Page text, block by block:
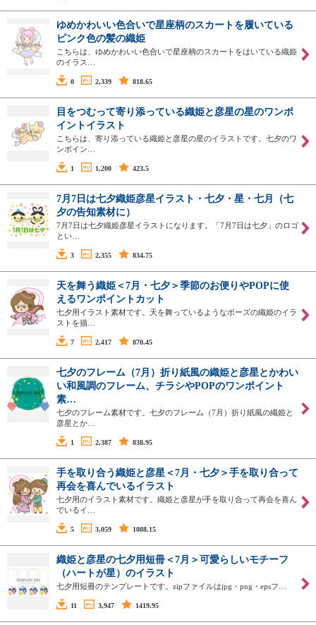
ゆめかわいい色合いで星座柄のスカートを履いている
ピンク色の髪の織姫
こちらは、ゆめかわいい色合いで星座柄のスカートをはいている織姫
のイラス…
0 2,339 818.65
目をつむって寄り添っている織姫と彦星の星のワンポ
イントイラスト
こちらは、寄り添っている織姫と彦星の星のイラストです。七夕のワ
ンポイン…
1 1,200 423.5
7月7日は七夕織姫彦星イラスト・七夕・星・七月（七
夕の告知素材に）
7月7日は七夕織姫彦星イラストになります。「7月7日は七夕」のロゴ
とい…
3 2,355 834.75
天を舞う織姫＜7月・七夕＞季節のお便りやPOPに使
えるワンポイントカット
七夕用イラスト素材です。天を舞っているようなポーズの織姫のイラ
ストを描…
7 2,417 870.45
七夕のフレーム（7月）折り紙風の織姫と彦星とかわい
い和風調のフレーム、チラシやPOPのワンポイント
素…
七夕のフレーム素材です。七夕のフレーム（7月）折り紙風の織姫と
彦星とか…
1 2,387 838.95
手を取り合う織姫と彦星＜7月・七夕＞手を取り合って
再会を喜んでいるイラスト
七夕用のイラスト素材です。織姫と彦星が手を取り合って再会を喜ん
でいるイ…
5 3,059 1088.15
織姫と彦星の七夕用短冊＜7月＞可愛らしいモチーフ
（ハートが星）のイラスト
七夕用短冊のテンプレートです。zipファイルはjpg・png・epsフ…
11 3,947 1419.95